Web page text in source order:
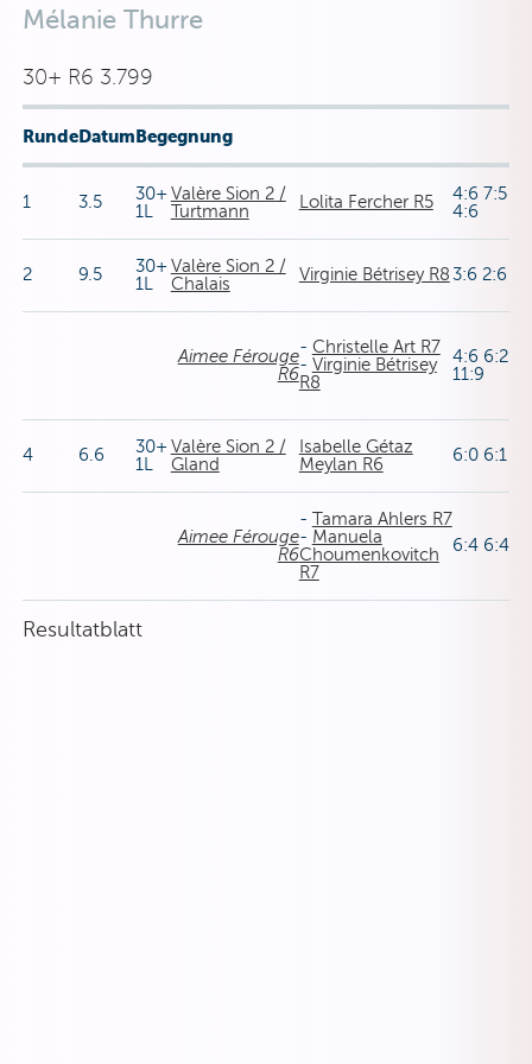
Mélanie Thurre
30+ R6 3.799
RundeDatumBegegnung
1 3.5
30+
1L
Valère Sion 2 /
Turtmann
Lolita Fercher R5
4:6 7:5
4:6
2 9.5
30+
1L
Valère Sion 2 /
Chalais
Virginie Bétrisey R83:6 2:6
Aimee Férouge
R6
- Christelle Art R7
- Virginie Bétrisey
R8
4:6 6:2
11:9
4 6.6
30+
1L
Valère Sion 2 /
Gland
Isabelle Gétaz
Meylan R6
6:0 6:1
Aimee Férouge
R6
- Tamara Ahlers R7
- Manuela
Choumenkovitch
R7
6:4 6:4
Resultatblatt